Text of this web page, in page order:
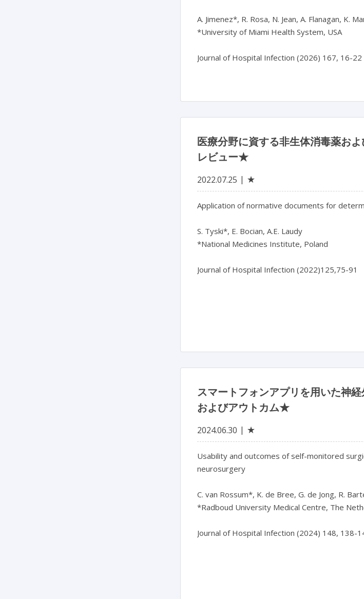
A. Jimenez*, R. Rosa, N. Jean, A. Flanagan, K.
*University of Miami Health System, USA
Journal of Hospital Infection (2026) 167, 16-22
医療分野に資する非生体消毒薬お
レビュー★
2022.07.25 ★
Application of normative documents for
S. Tyski*, E. Bocian, A.E. Laudy
*National Medicines Institute, Poland
Journal of Hospital Infection (2022)125,75-91
スマートフォンアプリを用いた神
およびアウトカム★
2024.06.30 ★
Usability and outcomes of self-monitored
neurosurgery
C. van Rossum*, K. de Bree, G. de Jong, R.
*Radboud University Medical Centre, The
Journal of Hospital Infection (2024) 148, 138-